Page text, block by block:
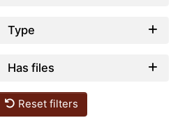
Type
Has files
Reset filters